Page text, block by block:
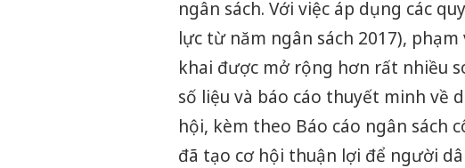
ngân sách. Với việc áp dụng các
lực từ năm ngân sách 2017),
khai được mở rộng hơn rất nhiều
số liệu và báo cáo thuyết minh về
hội, kèm theo Báo cáo ngân sách
đã tạo cơ hội thuận lợi để người